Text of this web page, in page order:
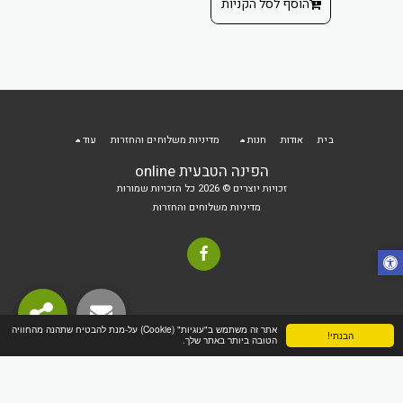
הבנתי!
אתר זה משתמש ב"עוגיות" (Cookie) על-מנת להבטיח שתהנה מהחוויה
הטובה ביותר באתר שלך.
הוסף לסל הקניות
הפינה הטבעית online
זכויות יוצרים © 2026 כל הזכויות שמורות
מדיניות משלוחים והחזרות
בית אודות חנות מדיניות משלוחים והחזרות עוד